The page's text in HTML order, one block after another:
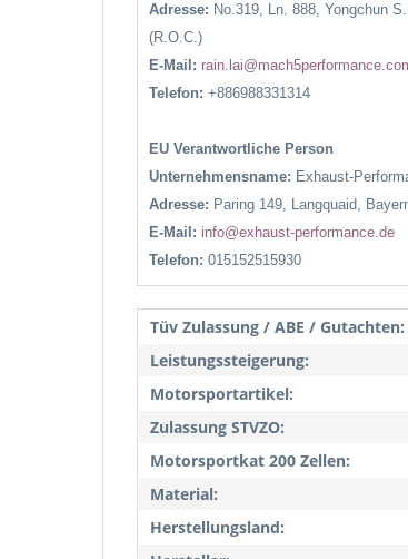
Adresse: No.319, Ln. 888, Yongchun
(R.O.C.)
E-Mail:
Telefon: +886988331314
EU Verantwortliche Person
Unternehmensname: Exhaust-
Adresse: Paring 149, Langquaid,
E-Mail: info@exhaust-performance.de
Telefon: 015152515930
Tüv Zulassung / ABE / Gutachten:
Leistungssteigerung:
Motorsportartikel:
Zulassung STVZO:
Motorsportkat 200 Zellen:
Material:
Herstellungsland: